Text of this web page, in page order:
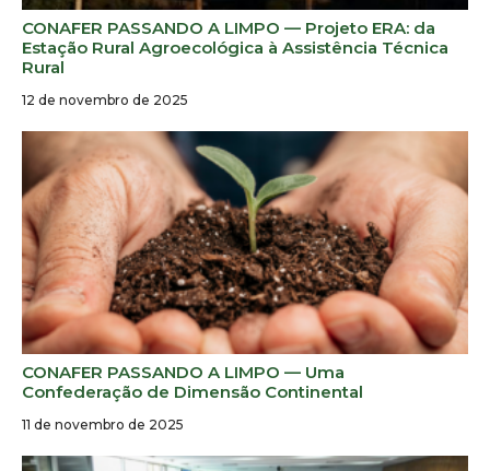
CONAFER PASSANDO A LIMPO — Projeto ERA: da
Estação Rural Agroecológica à Assistência Técnica
Rural
12 de novembro de 2025
CONAFER PASSANDO A LIMPO — Uma
Confederação de Dimensão Continental
11 de novembro de 2025